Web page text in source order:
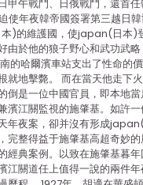
甲午戰鬥、日俄戰鬥，還首任
使年夜韓帝國簽署第三越日
)的維護國，使japan(日本)
由於他的狼子野心和武功武略
的哈爾濱車站支出了性命的
就地擊斃。 而在當天他走下
倒是一位中國官員，即本地
濱江關監視的施肇基。如許
年夜案，卻并沒有形成
完整得益于施肇基高超奇妙
經典案例。以致在施肇基暮
江關道任上值得一說的兩件